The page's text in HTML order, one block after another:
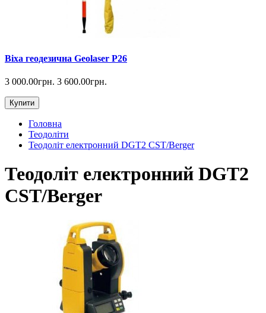
Віха геодезична Geolaser P26
3 000.00грн. 3 600.00грн.
Купити
Головна
Теодоліти
Теодоліт електронний DGT2 CST/Berger
Теодоліт електронний DGT2
CST/Berger